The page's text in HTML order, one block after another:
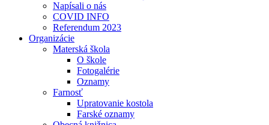
Napísali o nás
COVID INFO
Referendum 2023
Organizácie
Materská škola
O škole
Fotogalérie
Oznamy
Farnosť
Upratovanie kostola
Farské oznamy